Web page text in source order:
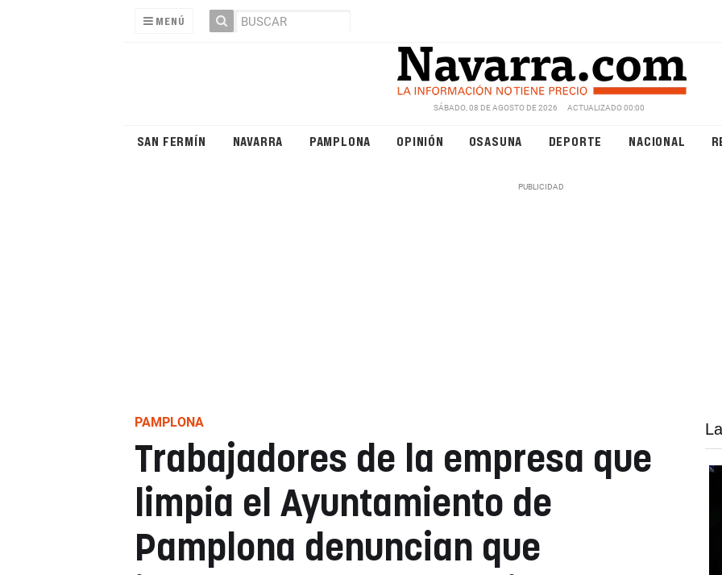
MENÚ
SÁBADO, 08 DE AGOSTO DE 2026 ACTUALIZADO 00:00
SAN FERMÍN NAVARRA PAMPLONA OPINIÓN OSASUNA DEPORTE NACIONAL
PAMPLONA
Trabajadores de la empresa que
limpia el Ayuntamiento de
Pamplona denuncian que